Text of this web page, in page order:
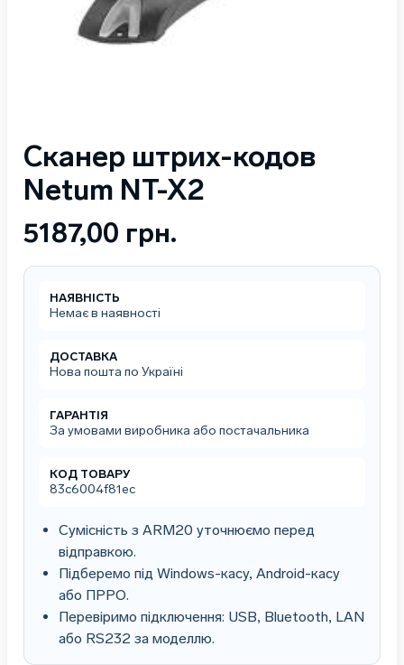
Сканер штрих-кодов
Netum NT-X2
5187,00 грн.
НАЯВНІСТЬ
Немає в наявності
ДОСТАВКА
Нова пошта по Україні
ГАРАНТІЯ
За умовами виробника або постачальника
КОД ТОВАРУ
83c6004f81ec
Сумісність з ARM20 уточнюємо перед
відправкою.
Підберемо під Windows-касу, Android-касу
або ПРРО.
Перевіримо підключення: USB, Bluetooth, LAN
або RS232 за моделлю.